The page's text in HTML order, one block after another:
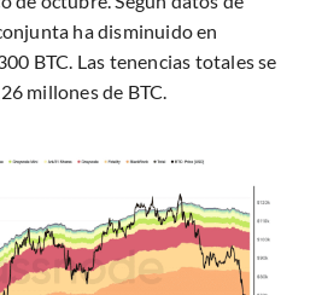
ha disminuido en
BTC. Las tenencias totales se
millones de BTC.